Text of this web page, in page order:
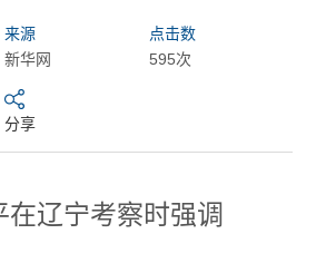
来源
新华网
点击数
595次
分享
在辽宁考察时强调